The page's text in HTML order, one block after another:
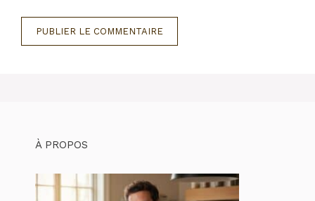
À PROPOS